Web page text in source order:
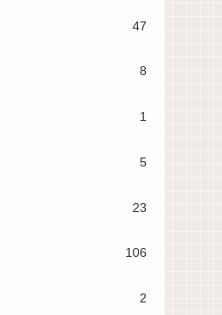
47
8
1
5
23
106
2